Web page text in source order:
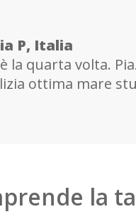
P, Italia
la quarta volta.
ottima mare
la